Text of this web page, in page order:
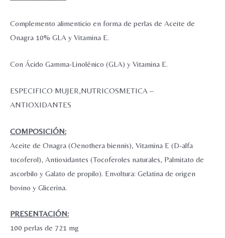
Complemento alimenticio en forma de perlas de Aceite de
Onagra 10% GLA y Vitamina E.
Con Ácido Gamma-Linolénico (GLA) y Vitamina E.
ESPECIFICO MUJER,NUTRICOSMETICA –
ANTIOXIDANTES
COMPOSICIÓN:
Aceite de Onagra (Oenothera biennis), Vitamina E (D-alfa
tocoferol), Antioxidantes (Tocoferoles naturales, Palmitato de
ascorbilo y Galato de propilo). Envoltura: Gelatina de origen
bovino y Glicerina.
PRESENTACIÓN:
100 perlas de 721 mg